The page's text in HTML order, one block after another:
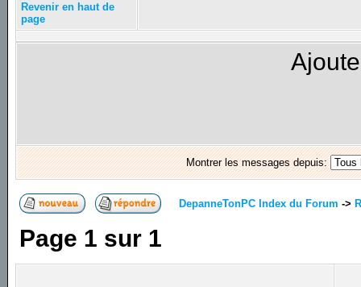
Revenir en haut de
page
Montrer les messages depuis:
DepanneTonPC Index du Forum ->
Page 1 sur 1